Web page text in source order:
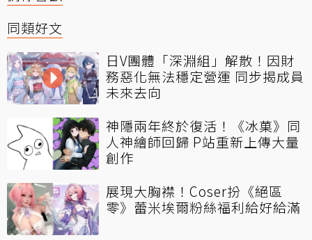
同類好文
日V團體「深淵組」解散！因財
務惡化無法穩定營運 同步揭成員
未來去向
神隱兩年終於復活！《冰菓》同
人神繪師回歸 P站重新上傳大量
創作
展現大胸襟！Coser扮《絕區
零》蕾米埃爾粉絲福利給好給滿